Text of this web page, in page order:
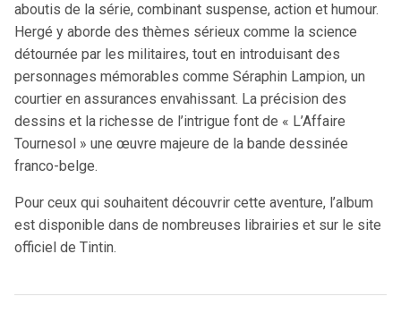
aboutis de la série, combinant suspense, action et humour.
Hergé y aborde des thèmes sérieux comme la science
détournée par les militaires, tout en introduisant des
personnages mémorables comme Séraphin Lampion, un
courtier en assurances envahissant. La précision des
dessins et la richesse de l’intrigue font de « L’Affaire
Tournesol » une œuvre majeure de la bande dessinée
franco-belge.
Pour ceux qui souhaitent découvrir cette aventure, l’album
est disponible dans de nombreuses librairies et sur le site
officiel de Tintin.